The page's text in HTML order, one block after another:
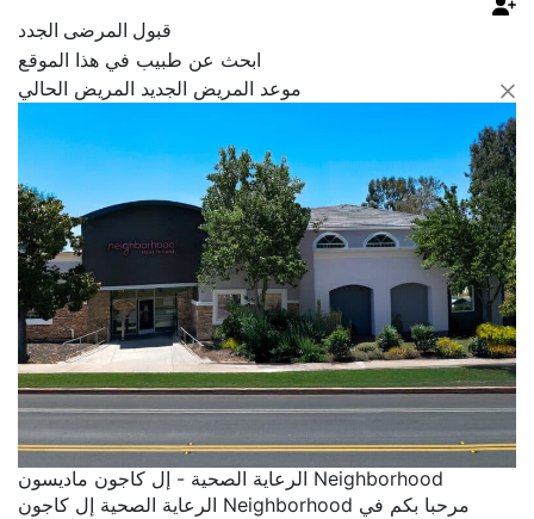
قبول المرضى الجدد
ابحث عن طبيب في هذا الموقع
⨉ موعد المريض الجديد المريض الحالي
Neighborhood الرعاية الصحية - إل كاجون ماديسون
مرحبا بكم في Neighborhood الرعاية الصحية إل كاجون